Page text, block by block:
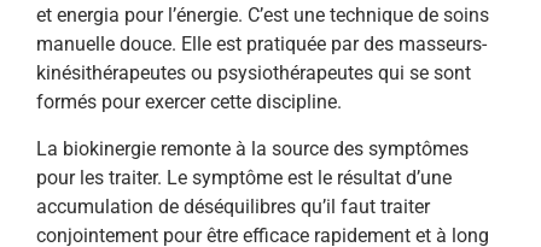
et energia pour l’énergie. C’est une technique de soins
manuelle douce. Elle est pratiquée par des masseurs-
kinésithérapeutes ou psysiothérapeutes qui se sont
formés pour exercer cette discipline.
La biokinergie remonte à la source des symptômes
pour les traiter. Le symptôme est le résultat d’une
accumulation de déséquilibres qu’il faut traiter
conjointement pour être efficace rapidement et à long